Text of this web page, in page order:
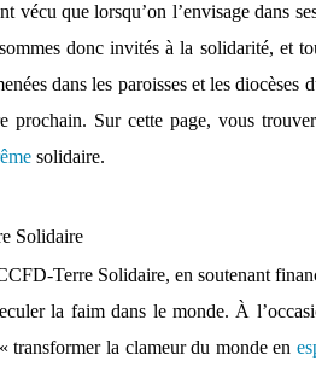
vécu que lorsqu’on l’envisage dans
donc invités à la solidarité, et
dans les paroisses et les diocèses
prochain. Sur cette page, vous
solidaire.
Solidaire
Terre Solidaire, en soutenant
la faim dans le monde. À
transformer la clameur du monde en